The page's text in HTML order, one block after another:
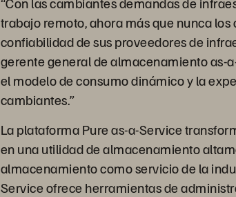
trabajo remoto, ahora más que nunca
confiabilidad de sus proveedores de
gerente general de almacenamiento as-
el modelo de consumo dinámico y la
cambiantes.”
La plataforma Pure as-a-Service
en una utilidad de almacenamiento
almacenamiento como servicio de la
Service ofrece herramientas de